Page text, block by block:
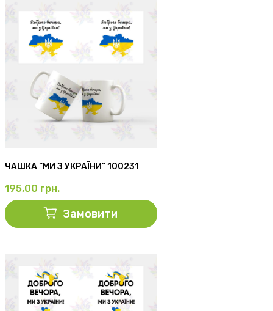
ЧАШКА “МИ З УКРАЇНИ” 100231
195,00 грн.
Замовити